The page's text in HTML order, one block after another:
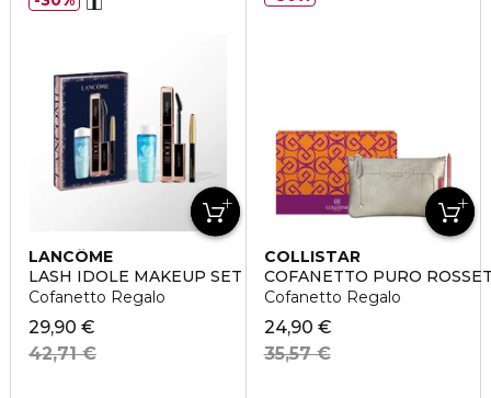
LANCÔME
LASH IDOLE MAKEUP SET
Cofanetto Regalo
29,90 €
42,71 €
COLLISTAR
COFANETTO PURO
Cofanetto Regalo
24,90 €
35,57 €